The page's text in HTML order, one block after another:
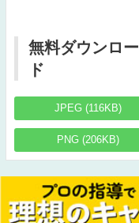
無料ダウンロー
ド
JPEG (116KB)
PNG (206KB)